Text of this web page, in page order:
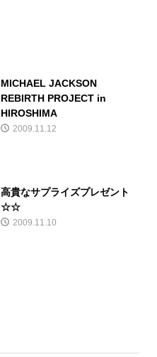
MICHAEL JACKSON
REBIRTH PROJECT in
HIROSHIMA
2009.11.12
高貴なサプライズプレゼント
☆☆
2009.11.10